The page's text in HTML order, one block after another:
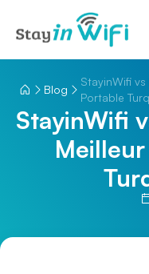
Blog
StayinWifi
Portable
StayinWifi